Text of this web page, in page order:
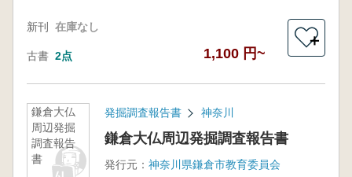
新刊 在庫なし
古書 2点 1,100 円~
＋
鎌倉大仏
周辺発掘
調査報告
書
発掘調査報告書 神奈川
鎌倉大仏周辺発掘調査報告書
発行元： 神奈川県鎌倉市教育委員会